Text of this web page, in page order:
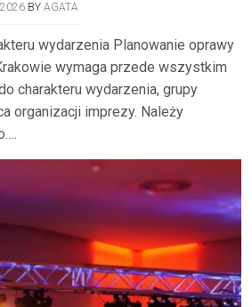
BY AGATA
wydarzenia Planowanie oprawy
wymaga przede wszystkim
charakteru wydarzenia, grupy
organizacji imprezy. Należy